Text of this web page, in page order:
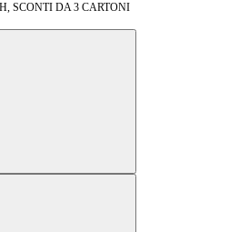
SCONTI DA 3 CARTONI